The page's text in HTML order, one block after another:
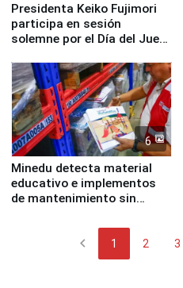
Presidenta Keiko Fujimori
participa en sesión
solemne por el Día del Juez
6
Minedu detecta material
educativo e implementos
de mantenimiento sin
chevron_left 1 2 3